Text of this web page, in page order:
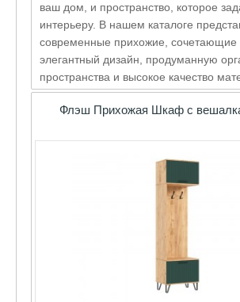
ваш дом, и пространство, которое
интерьеру. В нашем каталоге
современные прихожие, сочетающие
элегантный дизайн, продуманную
пространства и высокое качество
Флэш Прихожая Шкаф с